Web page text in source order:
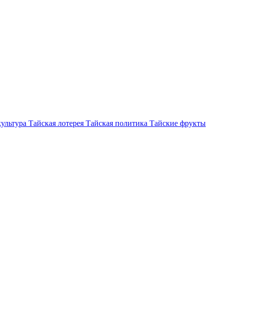
Тайская лотерея Тайская политика Тайские фрукты